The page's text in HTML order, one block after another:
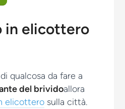
in elicottero
qualcosa da fare a
del brividoallora
elicottero sulla città.